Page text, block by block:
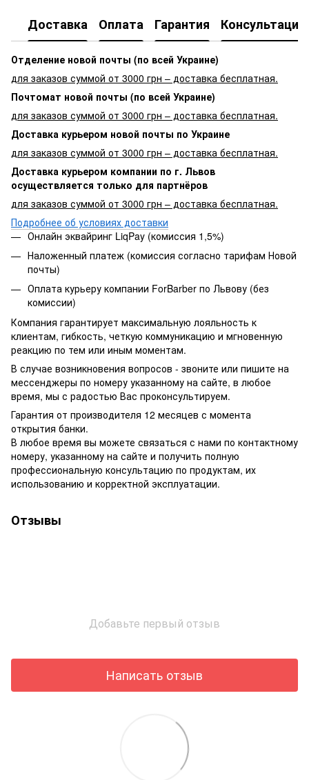
Доставка Оплата Гарантия Консультация
Отделение новой почты (по всей Украине)
для заказов суммой от 3000 грн – доставка бесплатная.
Почтомат новой почты (по всей Украине)
для заказов суммой от 3000 грн – доставка бесплатная.
Доставка курьером новой почты по Украине
для заказов суммой от 3000 грн – доставка бесплатная.
Доставка курьером компании по г. Львов
осуществляется только для партнёров
для заказов суммой от 3000 грн – доставка бесплатная.
Подробнее об условиях доставки
Онлайн эквайринг LiqPay (комиссия 1,5%)
Наложенный платеж (комиссия согласно тарифам Новой
почты)
Оплата курьеру компании ForBarber по Львову (без
комиссии)
Компания гарантирует максимальную лояльность к
клиентам, гибкость, четкую коммуникацию и мгновенную
реакцию по тем или иным моментам.
В случае возникновения вопросов - звоните или пишите на
мессенджеры по номеру указанному на сайте, в любое
время, мы с радостью Вас проконсультируем.
Гарантия от производителя 12 месяцев с момента
открытия банки.
В любое время вы можете связаться с нами по контактному
номеру, указанному на сайте и получить полную
профессиональную консультацию по продуктам, их
использованию и корректной эксплуатации.
Отзывы
Добавьте первый отзыв
Написать отзыв